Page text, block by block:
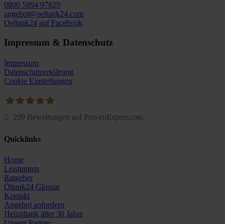
0800 5894 97829
angebot@oeltank24.com
Oeltank24 auf Facebook
Impressum & Datenschutz
Impressum
Datenschutzerklärung
Cookie Einstellungen
299 Bewertungen auf ProvenExpert.com
Quicklinks
Home
Leistungen
Ratgeber
Öltank24 Glossar
Kontakt
Angebot anfordern
Heizöltank älter 30 Jahre